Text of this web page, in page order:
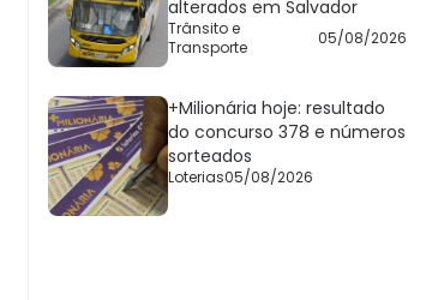
alterados em Salvador
Trânsito e
Transporte
05/08/2026
+Milionária hoje: resultado
do concurso 378 e números
sorteados
Loterias05/08/2026